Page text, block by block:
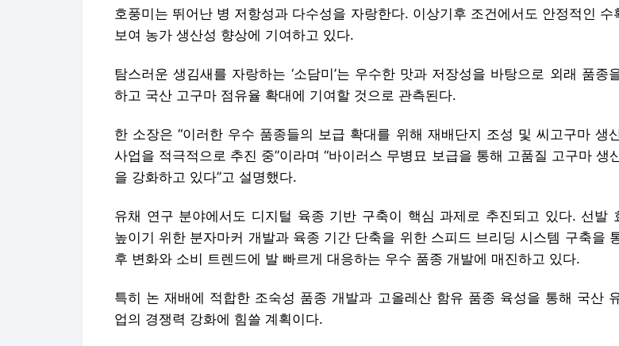
호풍미는 뛰어난 병 저항성과 다수성을 자랑한다. 이상기후 조건에서도 안정적인 수
보여 농가 생산성 향상에 기여하고 있다.
탐스러운 생김새를 자랑하는 ‘소담미’는 우수한 맛과 저장성을 바탕으로 외래 품종
하고 국산 고구마 점유율 확대에 기여할 것으로 관측된다.
한 소장은 “이러한 우수 품종들의 보급 확대를 위해 재배단지 조성 및 씨고구마 생
사업을 적극적으로 추진 중”이라며 “바이러스 무병묘 보급을 통해 고품질 고구마 생
을 강화하고 있다”고 설명했다.
유채 연구 분야에서도 디지털 육종 기반 구축이 핵심 과제로 추진되고 있다. 선발
높이기 위한 분자마커 개발과 육종 기간 단축을 위한 스피드 브리딩 시스템 구축을
후 변화와 소비 트렌드에 발 빠르게 대응하는 우수 품종 개발에 매진하고 있다.
특히 논 재배에 적합한 조숙성 품종 개발과 고올레산 함유 품종 육성을 통해 국산
업의 경쟁력 강화에 힘쓸 계획이다.